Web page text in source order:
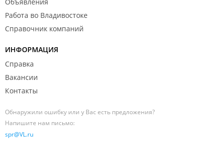
Работа во Владивостоке
Справочник компаний
ИНФОРМАЦИЯ
Справка
Вакансии
Контакты
Обнаружили ошибку или у Вас есть предложения?
Напишите нам письмо:
spr@VL.ru